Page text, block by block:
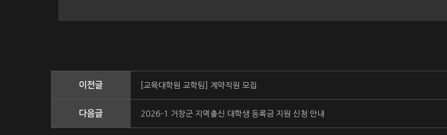
이전글 [교육대학원 교학팀] 계약직원 모집
다음글 2026-1 거창군 지역출신 대학생 등록금 지원 신청 안내